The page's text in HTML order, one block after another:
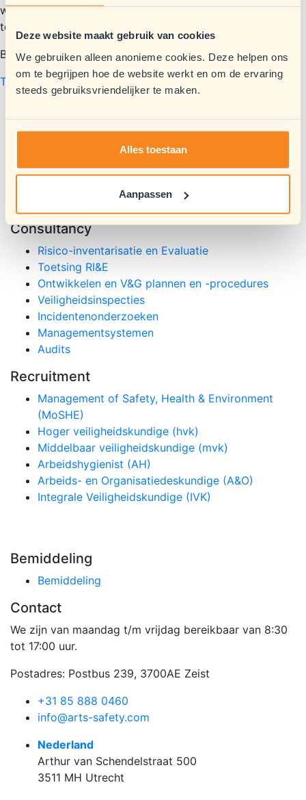
Deze website maakt gebruik van cookies
We gebruiken alleen anonieme cookies. Deze helpen ons
om te begrijpen hoe de website werkt en om de ervaring
steeds gebruiksvriendelijker te maken.
Alles toestaan
Aanpassen
werken dan kan het zinvol zijn om al voor de dienst even
te slapen.
Bron: Volkskrant 13.02.2024.
Terug naar nieuwsoverzicht
(QHSE) binnen je organisatie is uitdagend. Ontdek de
Onze nieuwsbrief
Consultancy
Risico-inventarisatie en Evaluatie
Toetsing RI&E
Ontwikkelen en V&G plannen en -procedures
Veiligheidsinspecties
Incidentenonderzoeken
Managementsystemen
Audits
Recruitment
Management of Safety, Health & Environment
(MoSHE)
Hoger veiligheidskundige (hvk)
Middelbaar veiligheidskundige (mvk)
Arbeidshygienist (AH)
Arbeids- en Organisatiedeskundige (A&O)
Integrale Veiligheidskundige (IVK)
Bemiddeling
Bemiddeling
Contact
We zijn van maandag t/m vrijdag bereikbaar van 8:30
tot 17:00 uur.
Postadres: Postbus 239, 3700AE Zeist
+31 85 888 0460
info@arts-safety.com
Nederland
Arthur van Schendelstraat 500
3511 MH Utrecht